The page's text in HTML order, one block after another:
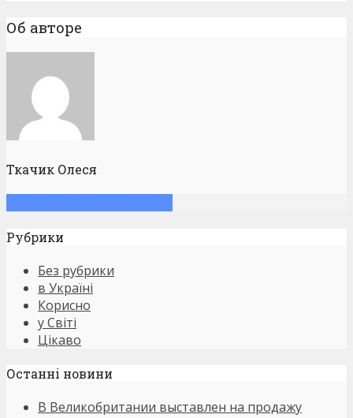
Об авторе
Ткачик Олеся
Рубрики
Без рубрики
в Україні
Корисно
у Світі
Цікаво
Останнi новини
В Великобритании выставлен на продажу